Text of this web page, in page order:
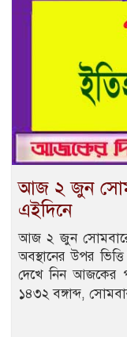
আজ ২ জুন
এইদিনে
আজ ২ জুন
অবস্থানের উপর
দেখে নিন আজকের
১৪৩২ বঙ্গাব্দ,